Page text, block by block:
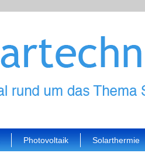
Photovoltaik Solarthermie